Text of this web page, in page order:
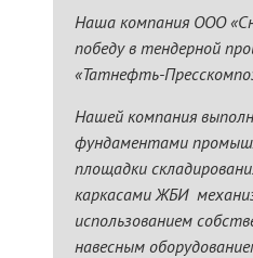
Наша компания ООО
победу в тендерной
«Татнефть-
Нашей компания
фундаментами
площадки
каркасами ЖБИ
использованием
навесным